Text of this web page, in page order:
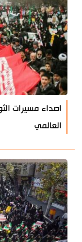
اصداء مسيرات
العالمي